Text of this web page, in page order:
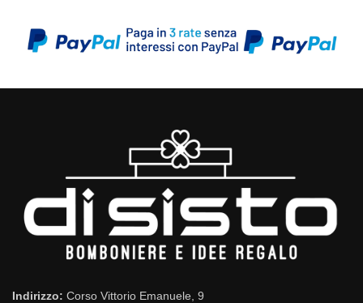
Indirizzo: Corso Vittorio Emanuele, 9